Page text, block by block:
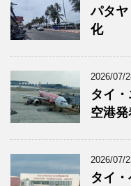
パタ
化
2026/07/
タイ
空港
2026/07/
タイ